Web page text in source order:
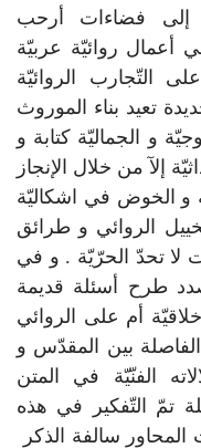
إلى فضاءات أرحب
أعمال روائيّة عربيّة
التّجارب الروائيّة
تعيد بناء الموروث
و الجماليّة كتابة و
إلآ من خلال الإنجاز
و الخوض في اشكاليّة
الروائي و طرائق
لا تحدّ الحرّيّة . و في
طرح أسئلة قديمة
أم على الروائي
بين المقدّس و
الفنّيّة في المتن
تمّ التّفكير في هذه
سالفة الذكر